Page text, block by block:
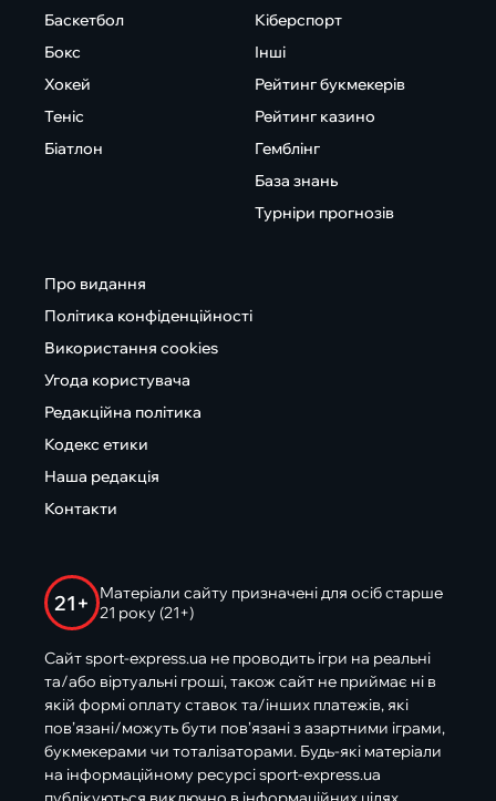
Баскетбол
Бокс
Хокей
Теніс
Біатлон
Кіберспорт
Інші
Рейтинг букмекерів
Рейтинг казино
Гемблінг
База знань
Турніри прогнозів
Про видання
Політика конфіденційності
Використання cookies
Угода користувача
Редакційна політика
Кодекс етики
Наша редакція
Контакти
21+
Матеріали сайту призначені для осіб старше
21 року (21+)
Сайт sport-express.ua не проводить ігри на реальні
та/або віртуальні гроші, також сайт не приймає ні в
якій формі оплату ставок та/інших платежів, які
пов’язані/можуть бути пов’язані з азартними іграми,
букмекерами чи тоталізаторами. Будь-які матеріали
на інформаційному ресурсі sport-express.ua